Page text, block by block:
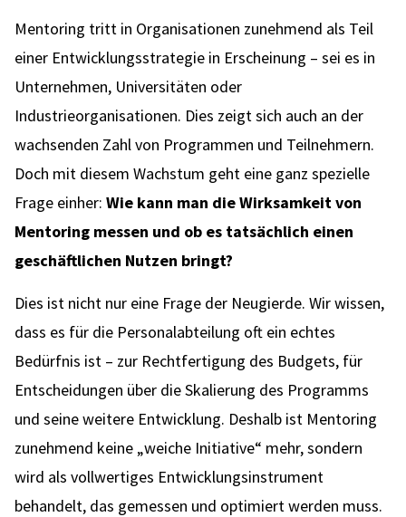
Mentoring tritt in Organisationen zunehmend als Teil
einer Entwicklungsstrategie in Erscheinung – sei es in
Unternehmen, Universitäten oder
Industrieorganisationen. Dies zeigt sich auch an der
wachsenden Zahl von Programmen und Teilnehmern.
Doch mit diesem Wachstum geht eine ganz spezielle
Frage einher: Wie kann man die Wirksamkeit von
Mentoring messen und ob es tatsächlich einen
geschäftlichen Nutzen bringt?
Dies ist nicht nur eine Frage der Neugierde. Wir wissen,
dass es für die Personalabteilung oft ein echtes
Bedürfnis ist – zur Rechtfertigung des Budgets, für
Entscheidungen über die Skalierung des Programms
und seine weitere Entwicklung. Deshalb ist Mentoring
zunehmend keine „weiche Initiative“ mehr, sondern
wird als vollwertiges Entwicklungsinstrument
behandelt, das gemessen und optimiert werden muss.